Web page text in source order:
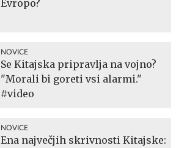
Evropo?
NOVICE
Se Kitajska pripravlja na vojno?
"Morali bi goreti vsi alarmi."
#video
NOVICE
Ena največjih skrivnosti Kitajske: